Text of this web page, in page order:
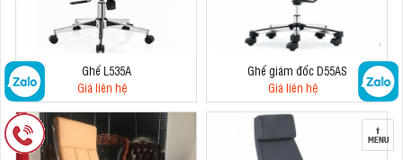
Ghế L535A
Giá liên hệ
Ghế giám đốc D55AS
Giá liên hệ